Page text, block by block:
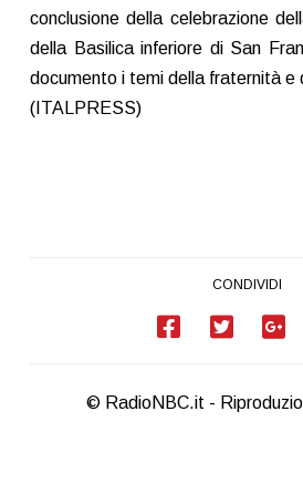
conclusione della celebrazione
della Basilica inferiore di San
documento i temi della fraternità e
(ITALPRESS)
CONDIVIDI
© RadioNBC.it -